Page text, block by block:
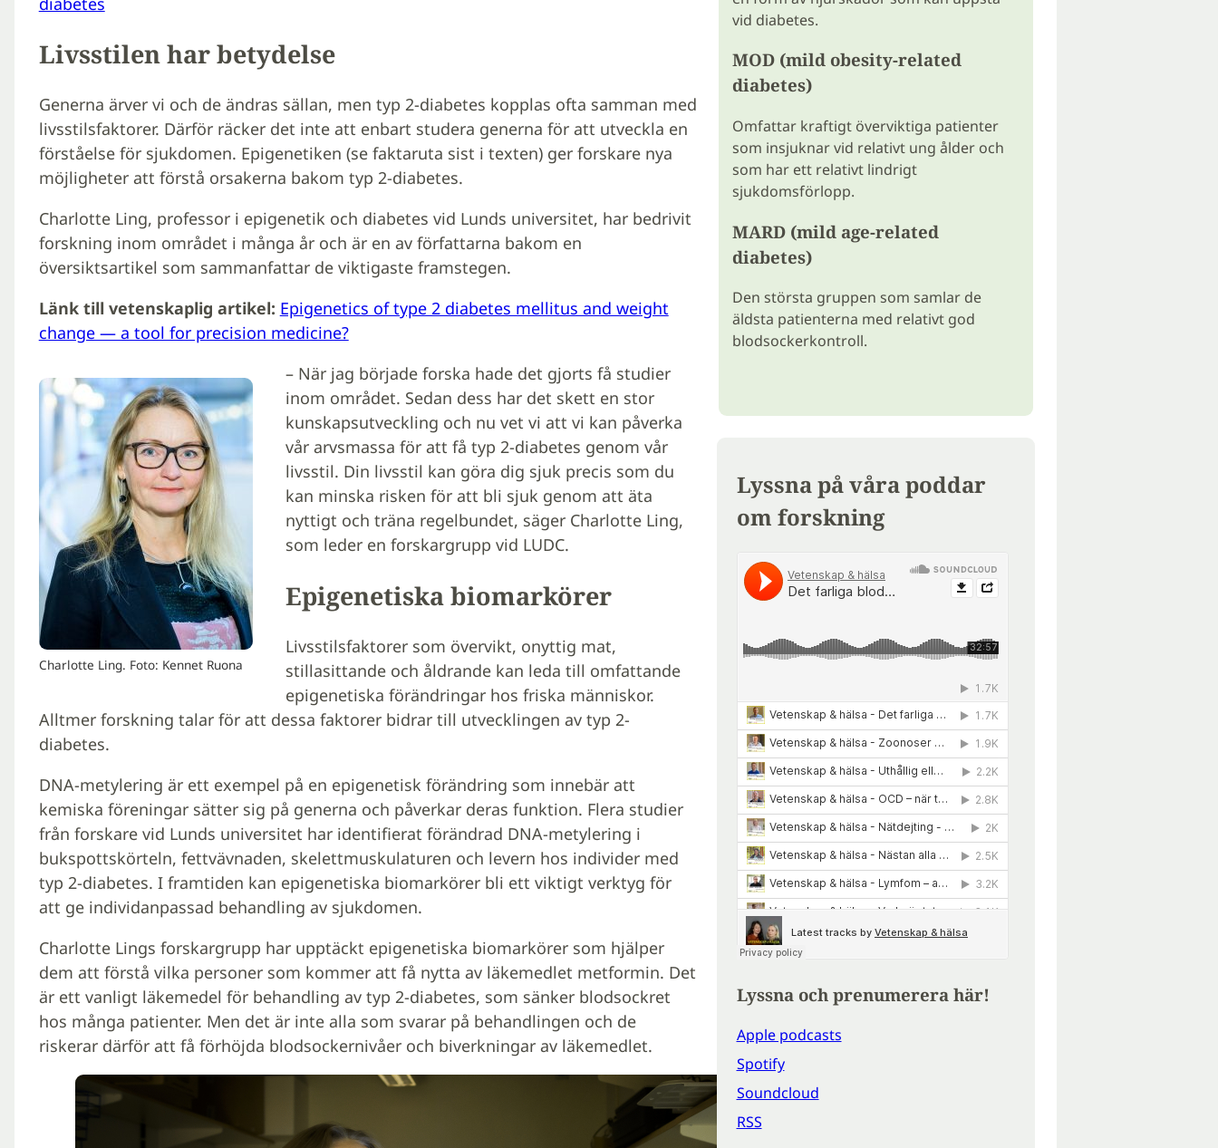
Livsstilen har betydelse
Generna ärver vi och de ändras sällan, men typ 2-diabetes kopplas ofta samman med
livsstilsfaktorer. Därför räcker det inte att enbart studera generna för att utveckla en
förståelse för sjukdomen. Epigenetiken (se faktaruta sist i texten) ger forskare nya
möjligheter att förstå orsakerna bakom typ 2-diabetes.
Charlotte Ling, professor i epigenetik och diabetes vid Lunds universitet, har bedrivit
forskning inom området i många år och är en av författarna bakom en
översiktsartikel som sammanfattar de viktigaste framstegen.
Länk till vetenskaplig artikel: Epigenetics of type 2 diabetes mellitus and weight
change — a tool for precision medicine?
Charlotte Ling. Foto: Kennet Ruona
– När jag började forska hade det gjorts få studier
inom området. Sedan dess har det skett en stor
kunskapsutveckling och nu vet vi att vi kan påverka
vår arvsmassa för att få typ 2-diabetes genom vår
livsstil. Din livsstil kan göra dig sjuk precis som du
kan minska risken för att bli sjuk genom att äta
nyttigt och träna regelbundet, säger Charlotte Ling,
som leder en forskargrupp vid LUDC.
Epigenetiska biomarkörer
Livsstilsfaktorer som övervikt, onyttig mat,
stillasittande och åldrande kan leda till omfattande
epigenetiska förändringar hos friska människor.
Alltmer forskning talar för att dessa faktorer bidrar till utvecklingen av typ 2-
diabetes.
DNA-metylering är ett exempel på en epigenetisk förändring som innebär att
kemiska föreningar sätter sig på generna och påverkar deras funktion. Flera studier
från forskare vid Lunds universitet har identifierat förändrad DNA-metylering i
bukspottskörteln, fettvävnaden, skelettmuskulaturen och levern hos individer med
typ 2-diabetes. I framtiden kan epigenetiska biomarkörer bli ett viktigt verktyg för
att ge individanpassad behandling av sjukdomen.
Charlotte Lings forskargrupp har upptäckt epigenetiska biomarkörer som hjälper
dem att förstå vilka personer som kommer att få nytta av läkemedlet metformin. Det
är ett vanligt läkemedel för behandling av typ 2-diabetes, som sänker blodsockret
hos många patienter. Men det är inte alla som svarar på behandlingen och de
riskerar därför att få förhöjda blodsockernivåer och biverkningar av läkemedlet.
vid diabetes.
MOD (mild obesity-related
diabetes)
Omfattar kraftigt överviktiga patienter
som insjuknar vid relativt ung ålder och
som har ett relativt lindrigt
sjukdomsförlopp.
MARD (mild age-related
diabetes)
Den största gruppen som samlar de
äldsta patienterna med relativt god
blodsockerkontroll.
Lyssna på våra poddar
om forskning
Lyssna och prenumerera här!
Apple podcasts
Spotify
Soundcloud
RSS